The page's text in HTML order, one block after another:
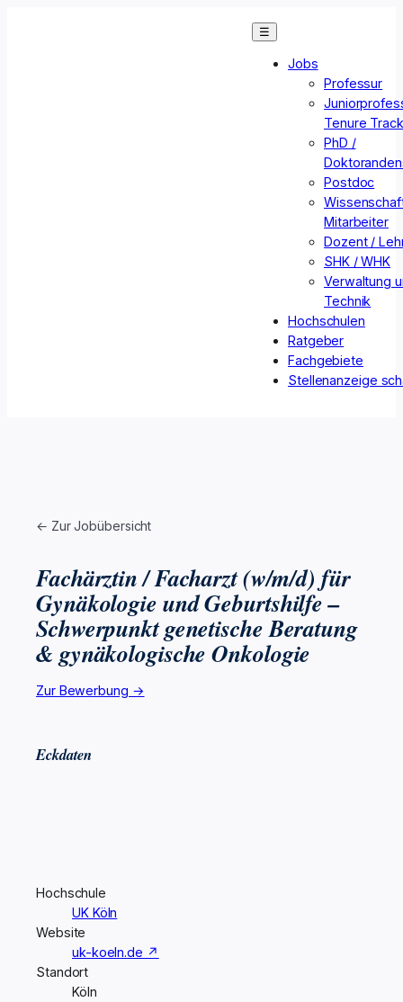
☰
Jobs
Professur
Tenure Track
PhD /
Postdoc
Mitarbeiter
Dozent /
SHK / WHK
Verwaltung
Technik
Hochschulen
Ratgeber
Fachgebiete
Stellenanzeige
← Zur Jobübersicht
Fachärztin / Facharzt (w/m/d) für
Gynäkologie und Geburtshilfe –
Schwerpunkt genetische Beratung
& gynäkologische Onkologie
Zur Bewerbung →
Eckdaten
Hochschule
UK Köln
Website
uk-koeln.de ↗
Standort
Köln